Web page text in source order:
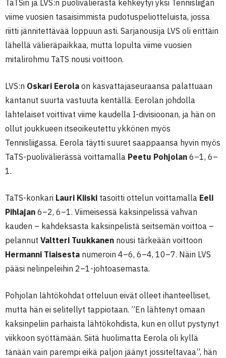
TaTSin ja LVS:n puolivälierästä kehkeytyi yksi Tennisliigan
viime vuosien tasaisimmista pudotuspeliotteluista, jossa
riitti jännitettävää loppuun asti. Sarjanousija LVS oli erittäin
lähellä välieräpaikkaa, mutta lopulta viime vuosien
mitalirohmu TaTS nousi voittoon.
LVS:n Oskari Eerola on kasvattajaseuraansa palattuaan
kantanut suurta vastuuta kentällä. Eerolan johdolla
lahtelaiset voittivat viime kaudella I-divisioonan, ja hän on
ollut joukkueen itseoikeutettu ykkönen myös
Tennisliigassa. Eerola täytti suuret saappaansa hyvin myös
TaTS-puolivälierässä voittamalla Peetu Pohjolan 6–1, 6–
1.
TaTS-konkari Lauri Kiiski tasoitti ottelun voittamalla Eeli
Pihlajan 6–2, 6–1. Viimeisessä kaksinpelissä vahvan
kauden – kahdeksasta kaksinpelistä seitsemän voittoa –
pelannut Valtteri Tuukkanen nousi tärkeään voittoon
Hermanni Tiaisesta numeroin 4–6, 6–4, 10–7. Näin LVS
pääsi nelinpeleihin 2–1-johtoasemasta.
Pohjolan lähtökohdat otteluun eivät olleet ihanteelliset,
mutta hän ei selitellyt tappiotaan. ”En lähtenyt omaan
kaksinpeliin parhaista lähtökohdista, kun en ollut pystynyt
viikkoon syöttämään. Siitä huolimatta Eerola oli kyllä
tänään vain parempi eikä paljon jäänyt jossiteltavaa”, hän